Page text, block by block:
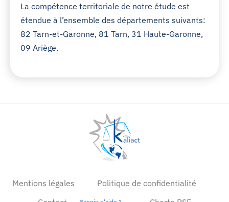
La compétence territoriale de notre étude est
étendue à l’ensemble des départements suivants:
82 Tarn-et-Garonne, 81 Tarn, 31 Haute-Garonne,
09 Ariège.
Mentions légales
Politique de confidentialité